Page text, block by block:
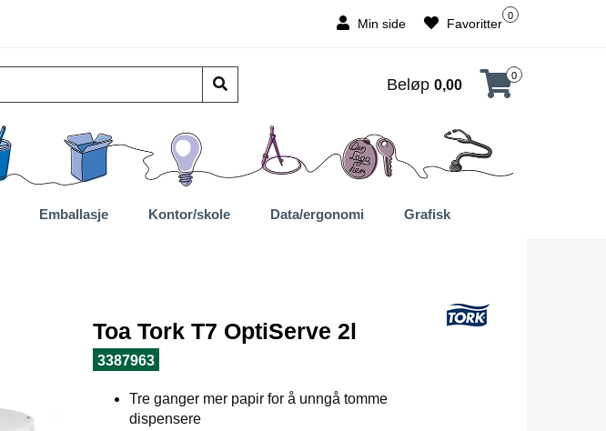
Min side
0
Favoritter
Beløp 0,00
0
Emballasje Kontor/skole Data/ergonomi Grafisk
Toa Tork T7 OptiServe 2l
3387963
Tre ganger mer papir for å unngå tomme
dispensere